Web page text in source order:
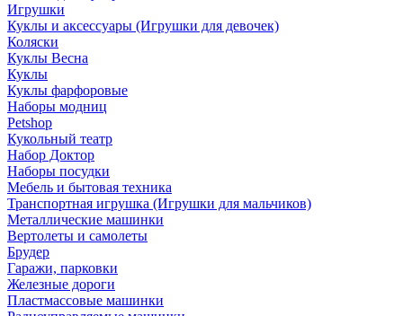
Игрушки
Куклы и аксессуары (Игрушки для девочек)
Коляски
Куклы Весна
Куклы
Куклы фарфоровые
Наборы модниц
Petshop
Кукольный театр
Набор Доктор
Наборы посудки
Мебель и бытовая техника
Транспортная игрушка (Игрушки для мальчиков)
Металлические машинки
Вертолеты и самолеты
Брудер
Гаражи, парковки
Железные дороги
Пластмассовые машинки